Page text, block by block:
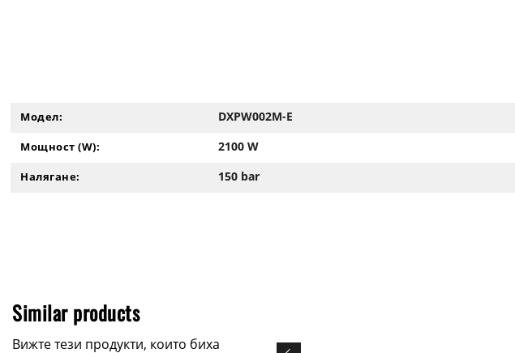
Модел: DXPW002M-E
Мощност (W): 2100 W
Налягане: 150 bar
Similar products
Вижте тези продукти, които биха